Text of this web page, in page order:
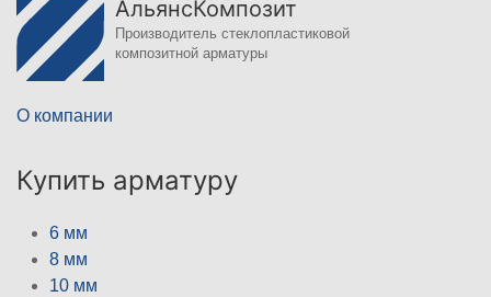
АльянсКомпозит
Производитель стеклопластиковой
композитной арматуры
О компании
Купить арматуру
6 мм
8 мм
10 мм